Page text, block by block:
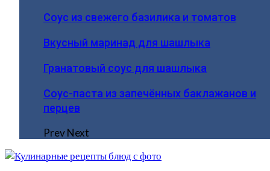
Соус из свежего базилика и томатов
Вкусный маринад для шашлыка
Гранатовый соус для шашлыка
Соус-паста из запечённых баклажанов и
перцев
PrevNext